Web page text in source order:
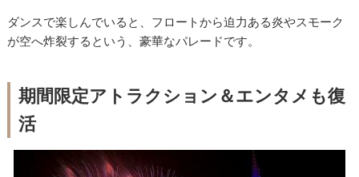
ダンスで楽しんでいると、フロートから迫力ある炎やスモーク
が空へ炸裂するという、豪華なパレードです。
期間限定アトラクション＆エンタメも復
活